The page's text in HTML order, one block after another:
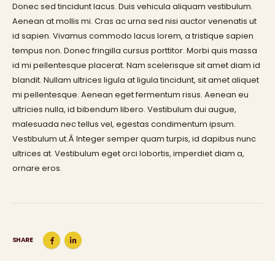
Donec sed tincidunt lacus. Duis vehicula aliquam vestibulum.
Aenean at mollis mi. Cras ac urna sed nisi auctor venenatis ut
id sapien. Vivamus commodo lacus lorem, a tristique sapien
tempus non. Donec fringilla cursus porttitor. Morbi quis massa
id mi pellentesque placerat. Nam scelerisque sit amet diam id
blandit. Nullam ultrices ligula at ligula tincidunt, sit amet aliquet
mi pellentesque. Aenean eget fermentum risus. Aenean eu
ultricies nulla, id bibendum libero. Vestibulum dui augue,
malesuada nec tellus vel, egestas condimentum ipsum.
Vestibulum ut.Â Integer semper quam turpis, id dapibus nunc
ultrices at. Vestibulum eget orci lobortis, imperdiet diam a,
ornare eros.
SHARE